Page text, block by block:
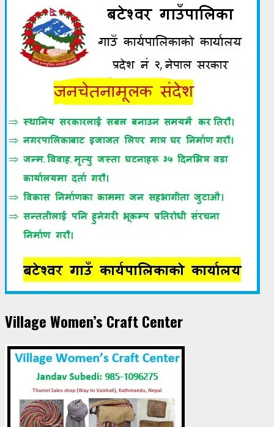
Village Women’s Craft Center